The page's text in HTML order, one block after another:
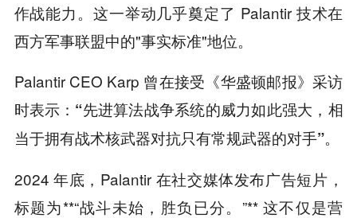
作战能力。这一举动几乎奠定了 Palantir 技术在
西方军事联盟中的"事实标准"地位。
Palantir CEO Karp 曾在接受《华盛顿邮报》采访
时表示： “先进算法战争系统的威力如此强大，相
当于拥有战术核武器对抗只有常规武器的对手”。
2024 年底，Palantir 在社交媒体发布广告短片，
标题为**“战斗未始，胜负已分。”** 这不仅是营